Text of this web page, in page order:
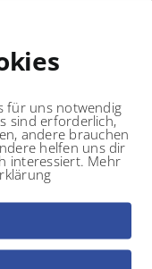
Instabilität
Schwellungen und
Spannungsgefühle im
für uns notwendig
sind erforderlich,
andere brauchen
helfen uns dir
interessiert. Mehr